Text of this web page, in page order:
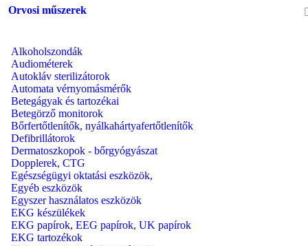
Orvosi műszerek
Alkoholszondák
Audiométerek
Autokláv sterilizátorok
Automata vérnyomásmérők
Betegágyak és tartozékai
Betegörző monitorok
Bőrfertőtlenítők, nyálkahártyafertőtlenítők
Defibrillátorok
Dermatoszkopok - bőrgyógyászat
Dopplerek, CTG
Egészségügyi oktatási eszközök,
Egyéb eszközök
Egyszer használatos eszközök
EKG készülékek
EKG papírok, EEG papírok, UK papírok
EKG tartozékok